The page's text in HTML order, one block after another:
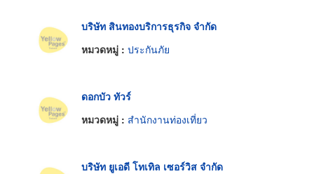
บริษัท สินทองบริการธุรกิจ จำกัด
หมวดหมู่ : ประกันภัย
ดอกบัว ทัวร์
หมวดหมู่ : สำนักงานท่องเที่ยว
บริษัท ยูเอดี โทเทิล เซอร์วิส จำกัด